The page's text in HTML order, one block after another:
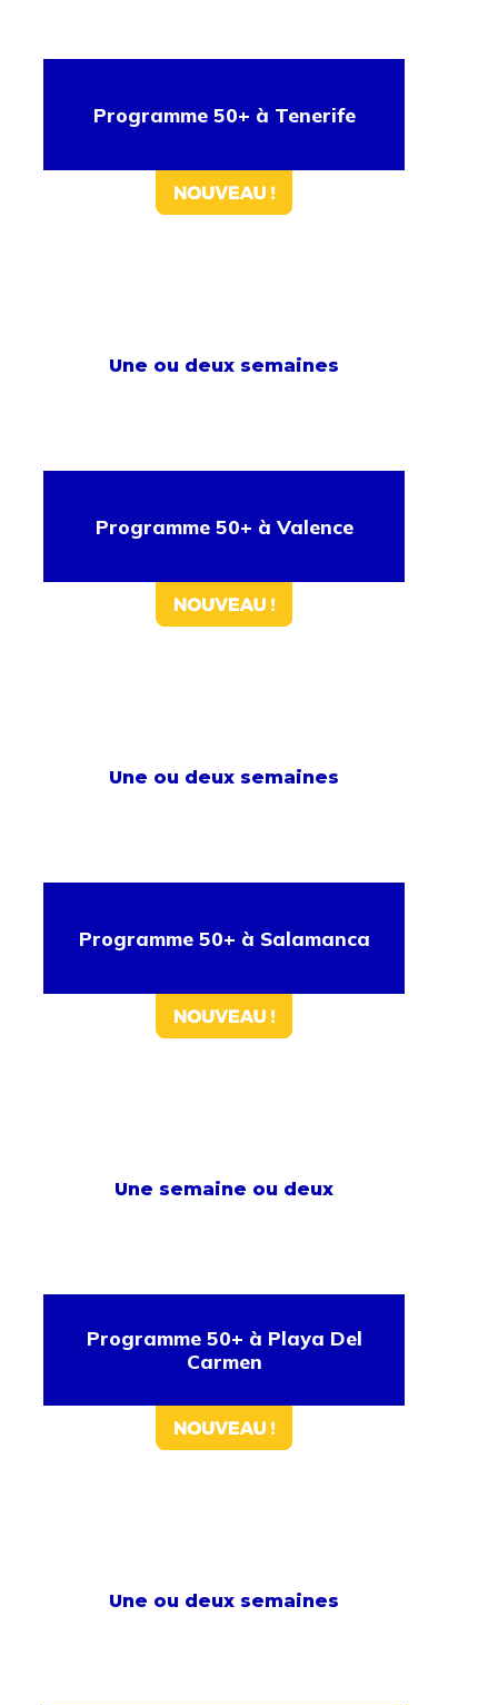
Programme 50+ à Tenerife
Une ou deux semaines
Programme 50+ à Valence
Une ou deux semaines
Programme 50+ à Salamanca
Une semaine ou deux
Programme 50+ à Playa Del
Carmen
Une ou deux semaines